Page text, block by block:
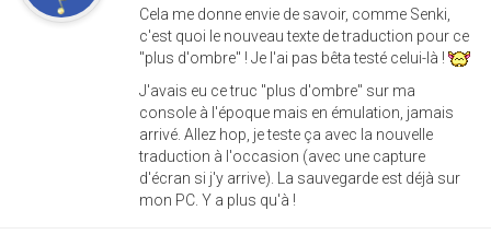
Cela me donne envie de savoir, comme Senki,
c'est quoi le nouveau texte de traduction pour ce
"plus d'ombre" ! Je l'ai pas bêta testé celui-là !
J'avais eu ce truc "plus d'ombre" sur ma
console à l'époque mais en émulation, jamais
arrivé. Allez hop, je teste ça avec la nouvelle
traduction à l'occasion (avec une capture
d'écran si j'y arrive). La sauvegarde est déjà sur
mon PC. Y a plus qu'à !